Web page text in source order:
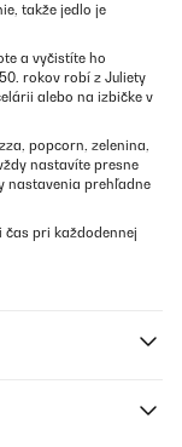
takže jedlo je
a vyčistíte ho
rokov robí z Juliety
alebo na izbičke v
popcorn, zelenina,
nastavíte presne
nastavenia prehľadne
čas pri každodennej